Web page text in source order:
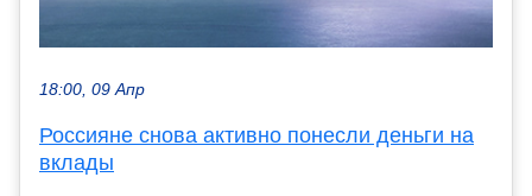
18:00, 09 Апр
Россияне снова активно понесли деньги на
вклады